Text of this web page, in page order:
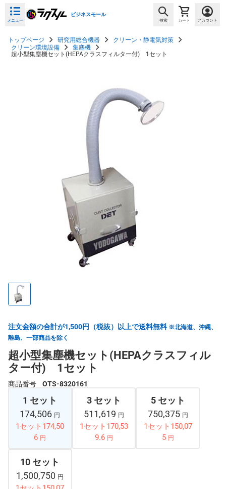
メニュー
ビジネスモール
検索 カート アカウント
トップページ 研究用総合機器
クリーン・静電気対策
クリーン環境設備
集塵機
超小型集塵機セット(HEPAクラスフィルター付) 1セット
注文金額の合計が1,500円（税抜）以上で送料無料 ※北海道、沖縄、
離島、一部商品を除く
超小型集塵機セット(HEPAクラスフィル
ター付) 1セット
商品番号 OTS-8320161
1 セット
174,506 円
1セット174,50
6 円
3 セット
511,619 円
1セット170,53
9.6 円
5 セット
750,375 円
1セット150,07
5 円
10 セット
1,500,750 円